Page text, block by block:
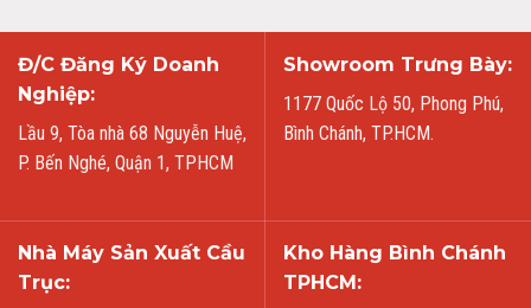
Đ/C Đăng Ký Doanh
Nghiệp:
Lầu 9, Tòa nhà 68 Nguyễn Huệ,
P. Bến Nghé, Quận 1, TPHCM
Showroom Trưng Bày:
1177 Quốc Lộ 50, Phong Phú,
Bình Chánh, TP.HCM.
Nhà Máy Sản Xuất Cầu
Trục:
Kho Hàng Bình Chánh
TPHCM: